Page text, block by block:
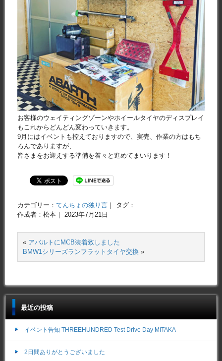
お客様のウェイティングゾーンやホイールタイヤのディスプレイ
もこれからどんどん変わっていきます。
9月にはイベントも控えておりますので、実売、作業の方はもち
ろんでありますが、
皆さまをお迎えする準備を着々と進めてまいります！
カテゴリー： てんちょの独り言 ｜ タグ：
作成者：松本｜ 2023年7月21日
« アバルトにMCB装着致しました
BMW1シリーズランフラットタイヤ交換 »
最近の投稿
イベント告知 THREEHUNDRED Test Drive Day MITAKA
2日間ありがとうございました